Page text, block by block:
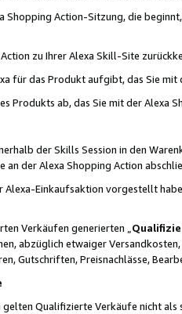
Action-Sitzung, die
zu Ihrer Alexa Skill-Site
für das Produkt aufgibt, das Sie mit
Produkts ab, das Sie mit der Alexa
der Skills Session in den
an der Alexa Shopping Action
Einkaufsaktion vorgestellt
Verkäufen generierten „
abzüglich etwaiger
Gutschriften, Preisnachlässe,
Qualifizierte Verkäufe nicht